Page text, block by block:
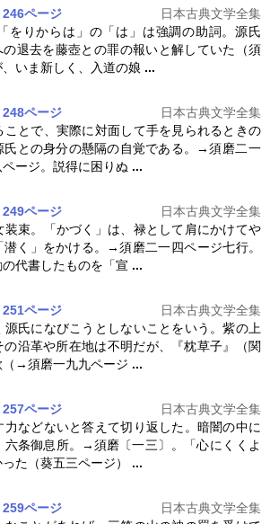
ページ
日本古典文学全集
をりからは」の「は」は強調の助詞。源氏
の退去を藤壺との罪の報いと解していた（須
いま新しく、入道の娘 ...
ページ
日本古典文学全集
ことで、実際に対面して手を見られるときの
氏との身分の懸隔の自覚である。→須磨二一
ージ。説得に困りぬ ...
ページ
日本古典文学全集
装束。「かづく」は、禄として肩にかけてや
潜く」をかける。→須磨二一四ページ七行。
の代書したものを「宣 ...
ページ
日本古典文学全集
氏になびこうとしないことをいう。紫の上
の沿革や所在地は不明だが、『枕草子』（関
（→須磨一九九ページ ...
ページ
日本古典文学全集
などないと答えて切り返した。暗闇の中に
六条御息所。→須磨 〔一三〕。「心にくくよ
た（葵五三ページ） ...
ページ
日本古典文学全集